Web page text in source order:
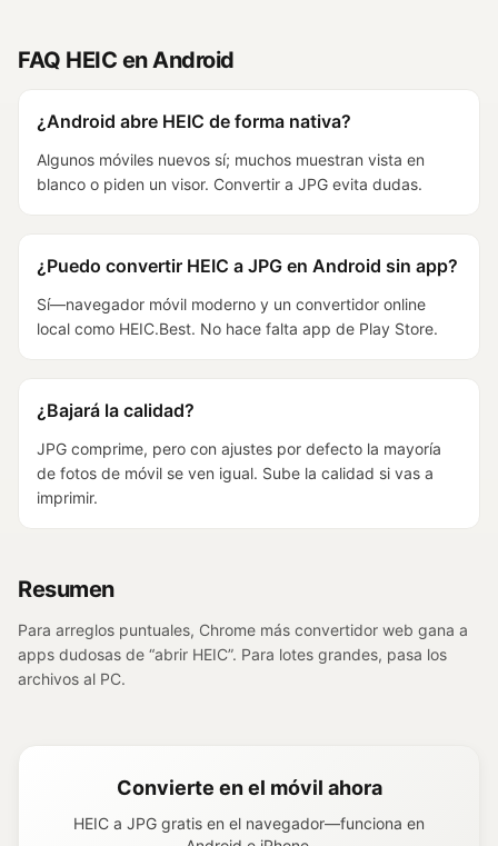
FAQ HEIC en Android
¿Android abre HEIC de forma nativa?
Algunos móviles nuevos sí; muchos muestran vista en
blanco o piden un visor. Convertir a JPG evita dudas.
¿Puedo convertir HEIC a JPG en Android sin app?
Sí—navegador móvil moderno y un convertidor online
local como HEIC.Best. No hace falta app de Play Store.
¿Bajará la calidad?
JPG comprime, pero con ajustes por defecto la mayoría
de fotos de móvil se ven igual. Sube la calidad si vas a
imprimir.
Resumen
Para arreglos puntuales, Chrome más convertidor web gana a
apps dudosas de “abrir HEIC”. Para lotes grandes, pasa los
archivos al PC.
Convierte en el móvil ahora
HEIC a JPG gratis en el navegador—funciona en